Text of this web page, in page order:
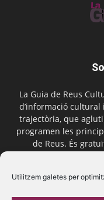
Utilitzem galetes per
La Guia de Reus
d’informació cultural
trajectòria, que
programen les
de Reus. És